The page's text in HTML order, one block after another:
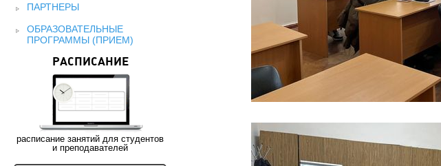
ПАРТНЕРЫ
ОБРАЗОВАТЕЛЬНЫЕ
ПРОГРАММЫ (ПРИЕМ)
РАСПИСАНИЕ
расписание занятий для студентов
и преподавателей